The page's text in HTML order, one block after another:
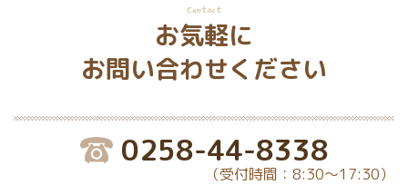
Contact
お気軽に
お問い合わせください
0258-44-8338
（受付時間：8:30～17:30）